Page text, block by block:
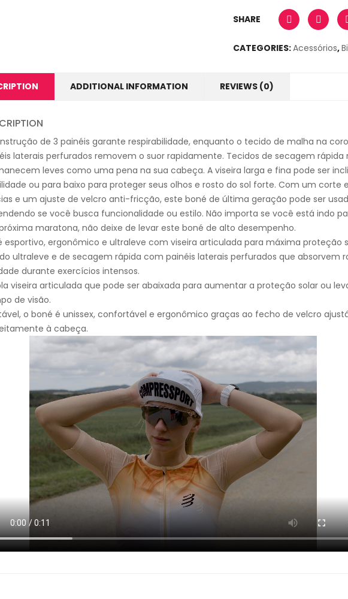
SHARE
CATEGORIES:Acessórios,
ADDITIONAL INFORMATION REVIEWS (0)
de 3 painéis garante respirabilidade, enquanto o tecido de malha na
laterais perfurados removem o suor rapidamente. Tecidos de secagem
leves como uma pena na sua cabeça. A viseira larga e fina pode ser
ou para baixo para proteger seus olhos e rosto do sol forte. Com um corte
e um ajuste de velcro anti-fricção, este boné de última geração pode ser
se você busca funcionalidade ou estilo. Não importa se você está indo
maratona, não deixe de levar este boné de alto desempenho.
esportivo, ergonômico e ultraleve com viseira articulada para máxima proteção
ultraleve e de secagem rápida com painéis laterais perfurados que absorvem
durante exercícios intensos.
viseira articulada que pode ser abaixada para aumentar a proteção solar ou
de visão.
o boné é unissex, confortável e ergonômico graças ao fecho de velcro
à cabeça.